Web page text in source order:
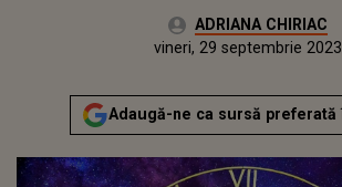
Autor:ADRIANA CHIRIAC
vineri, 29 septembrie 2023
Actualizat:
vineri, 29 septembrie 2023
Adaugă-ne ca sursă preferată